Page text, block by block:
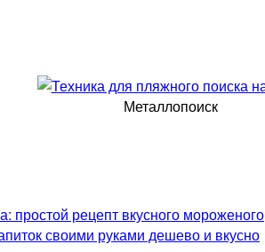
Металлопоиск
простой рецепт вкусного мороженого
своими руками дешево и вкусно